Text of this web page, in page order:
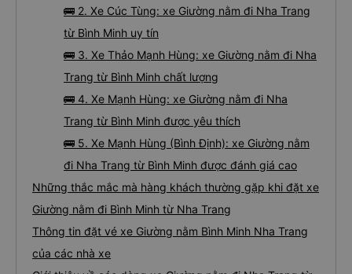
🚌 2. Xe Cúc Tùng: xe Giường nằm đi Nha Trang
từ Bình Minh uy tín
🚌 3. Xe Thảo Mạnh Hùng: xe Giường nằm đi Nha
Trang từ Bình Minh chất lượng
🚌 4. Xe Mạnh Hùng: xe Giường nằm đi Nha
Trang từ Bình Minh được yêu thích
🚌 5. Xe Mạnh Hùng (Bình Định): xe Giường nằm
đi Nha Trang từ Bình Minh được đánh giá cao
Những thắc mắc mà hàng khách thường gặp khi đặt xe
Giường nằm đi Bình Minh từ Nha Trang
Thông tin đặt vé xe Giường nằm Bình Minh Nha Trang
của các nhà xe